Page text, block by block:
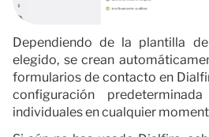
Dependiendo de la plantilla
elegido, se crean
formularios de contacto en
configuración
individuales en cualquier